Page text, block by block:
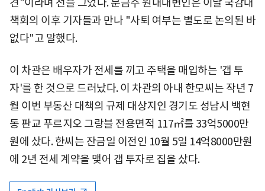
책회의 이후 기자들과 만나 "사퇴 여부는 별도로 논의된 바
없다"고 말했다.
이 차관은 배우자가 전세를 끼고 주택을 매입하는 '갭 투
자'를 한 것으로 드러났다. 이 차관의 아내 한모씨는 작년 7
월 이번 부동산 대책의 규제 대상지인 경기도 성남시 백현
동 판교 푸르지오 그랑블 전용면적 117㎡를 33억5000만
원에 샀다. 한씨는 잔금일 이전인 10월 5일 14억8000만원
에 2년 전세 계약을 맺어 갭 투자로 집을 샀다.